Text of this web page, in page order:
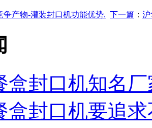
争产物-灌装封口机功能优势. 下一篇 ： 沪
盒封口机知名
盒封口机要追